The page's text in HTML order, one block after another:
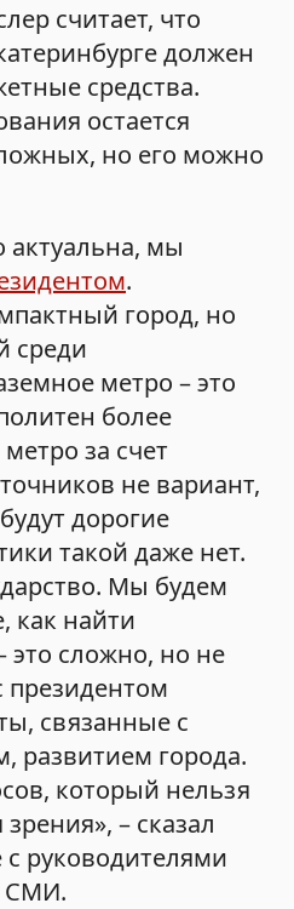
считает, что
должен
средства.
остается
но его можно
актуальна, мы
.
город, но
среди
метро – это
более
за счет
не вариант,
дорогие
такой даже нет.
Мы будем
как найти
это сложно, но не
связанные с
развитием города.
который нельзя
– сказал
с руководителями
СМИ.